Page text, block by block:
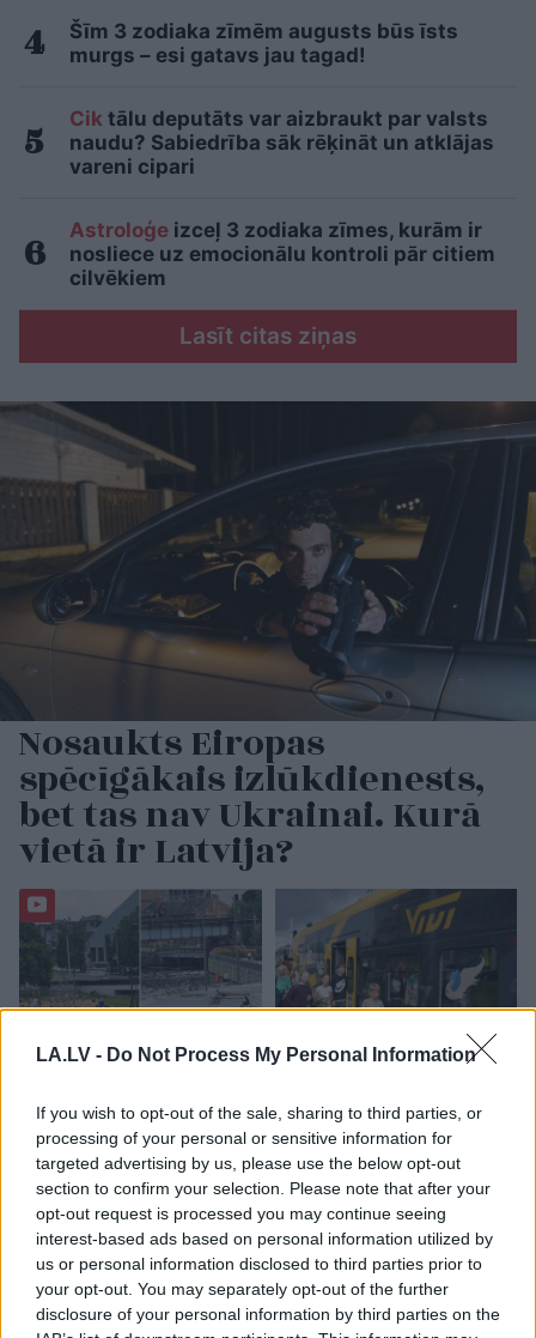
LA.LV - Do Not Process My Personal Information
If you wish to opt-out of the sale, sharing to third parties, or
processing of your personal or sensitive information for
targeted advertising by us, please use the below opt-out
section to confirm your selection. Please note that after your
opt-out request is processed you may continue seeing
interest-based ads based on personal information utilized by
us or personal information disclosed to third parties prior to
your opt-out. You may separately opt-out of the further
disclosure of your personal information by third parties on the
Šīm 3 zodiaka zīmēm augusts būs īsts
murgs – esi gatavs jau tagad!
Cik tālu deputāts var aizbraukt par valsts
naudu? Sabiedrība sāk rēķināt un atklājas
vareni cipari
Astroloģe izceļ 3 zodiaka zīmes, kurām ir
nosliece uz emocionālu kontroli pār citiem
cilvēkiem
Lasīt citas ziņas
Nosaukts Eiropas
spēcīgākais izlūkdienests,
bet tas nav Ukrainai. Kurā
vietā ir Latvija?
Miljoni
iztērēti, skats uz
Vecrīgu ir, bet cilvēku
nav – kaut kas ir greizi
ar jauno promenādi
“Tikai bagātie izmanto
sabiedrisko
transportu?” Ģimene
gribēja pavizināties ar
vilcienu, bet biļešu
cena lika pārdomāt